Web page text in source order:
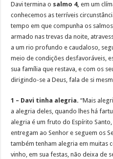
Davi termina o salmo 4, em um
conhecemos as terríveis
tempo em que compunha os
armado nas trevas da noite,
a um rio profundo e caudaloso,
meio de condições desfavoráveis,
sua família que restava, e com os
dirigindo-se a Deus, fala de si
1 – Davi tinha alegria. “Mais
a alegria deles, quando lhes há
alegria é um fruto do Espírito
entregam ao Senhor e seguem os
também tenham alegria em muitas
vinho, em sua festas, não deixa de